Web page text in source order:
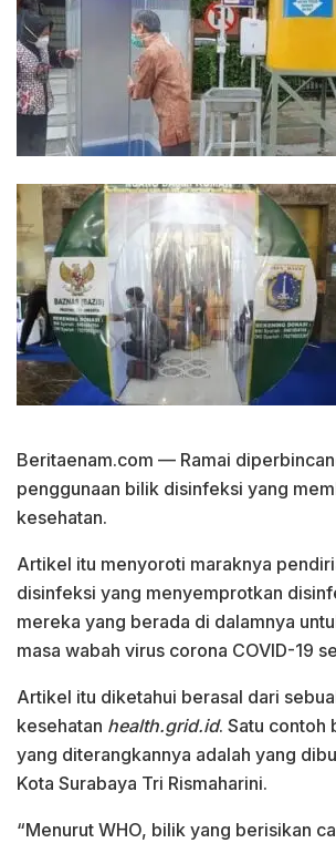
Beritaenam.com — Ramai
penggunaan bilik disinfeksi yang
kesehatan.
Artikel itu menyoroti maraknya
disinfeksi yang menyemprotkan
mereka yang berada di dalamnya
masa wabah virus corona COVID-19
Artikel itu diketahui berasal dari
kesehatan health.grid.id. Satu contoh
yang diterangkannya adalah yang
Kota Surabaya Tri Rismaharini.
“Menurut WHO, bilik yang berisikan